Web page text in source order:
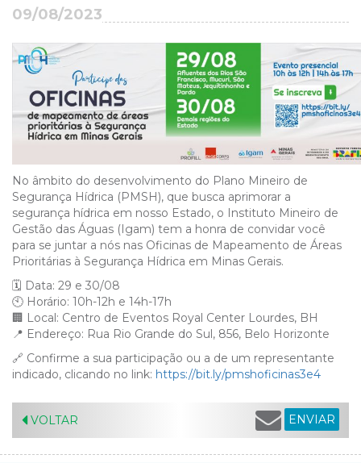
09/08/2023
No âmbito do desenvolvimento do Plano Mineiro de
Segurança Hídrica (PMSH), que busca aprimorar a
segurança hídrica em nosso Estado, o Instituto Mineiro de
Gestão das Águas (Igam) tem a honra de convidar você
para se juntar a nós nas Oficinas de Mapeamento de Áreas
Prioritárias à Segurança Hídrica em Minas Gerais.
🗓️ Data: 29 e 30/08
🕙 Horário: 10h-12h e 14h-17h
🏢 Local: Centro de Eventos Royal Center Lourdes, BH
📍 Endereço: Rua Rio Grande do Sul, 856, Belo Horizonte
🔗 Confirme a sua participação ou a de um representante
indicado, clicando no link: https://bit.ly/pmshoficinas3e4
VOLTAR ENVIAR